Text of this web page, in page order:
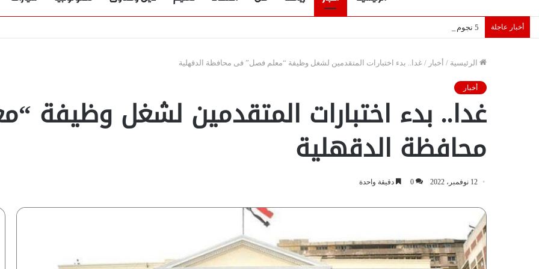
أخبار عاجلة 5 نجوم عرب يخطفون الأضواء بسوق الانتقالات الأوروبية 2026.. “رؤية” تكشف التفاصيل | إنفوجراف
الرئيسية / أخبار / غدا.. بدء اختبارات المتقدمين لشغل وظيفة “معلم فصل” فى محافظة الدقهلية
أخبار
غدا.. بدء اختبارات المتقدمين لشغل
محافظة الدقهلية
12 نوفمبر، 2022 0 دقيقة واحدة